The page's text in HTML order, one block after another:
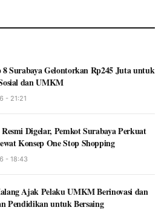
Surabaya Gelontorkan Rp245 Juta untuk
dan UMKM
- 21:21
Digelar, Pemkot Surabaya Perkuat
Konsep One Stop Shopping
- 18:43
Ajak Pelaku UMKM Berinovasi dan
Pendidikan untuk Bersaing